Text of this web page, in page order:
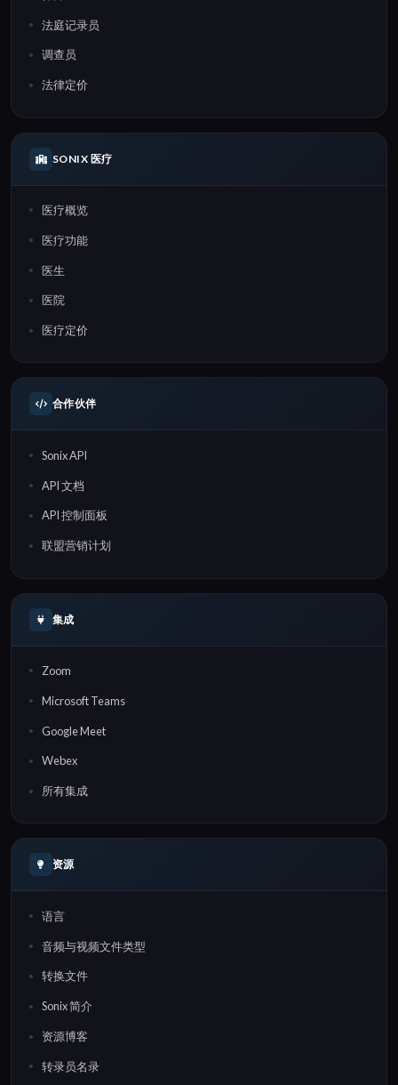
法庭记录员
调查员
法律定价
SONIX 医疗
医疗概览
医疗功能
医生
医院
医疗定价
合作伙伴
Sonix API
API 文档
API 控制面板
联盟营销计划
集成
Zoom
Microsoft Teams
Google Meet
Webex
所有集成
资源
语言
音频与视频文件类型
转换文件
Sonix 简介
资源博客
转录员名录